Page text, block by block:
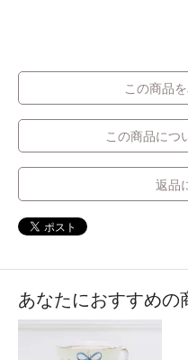
この商品
この商品につ
返品
あなたにおすすめの